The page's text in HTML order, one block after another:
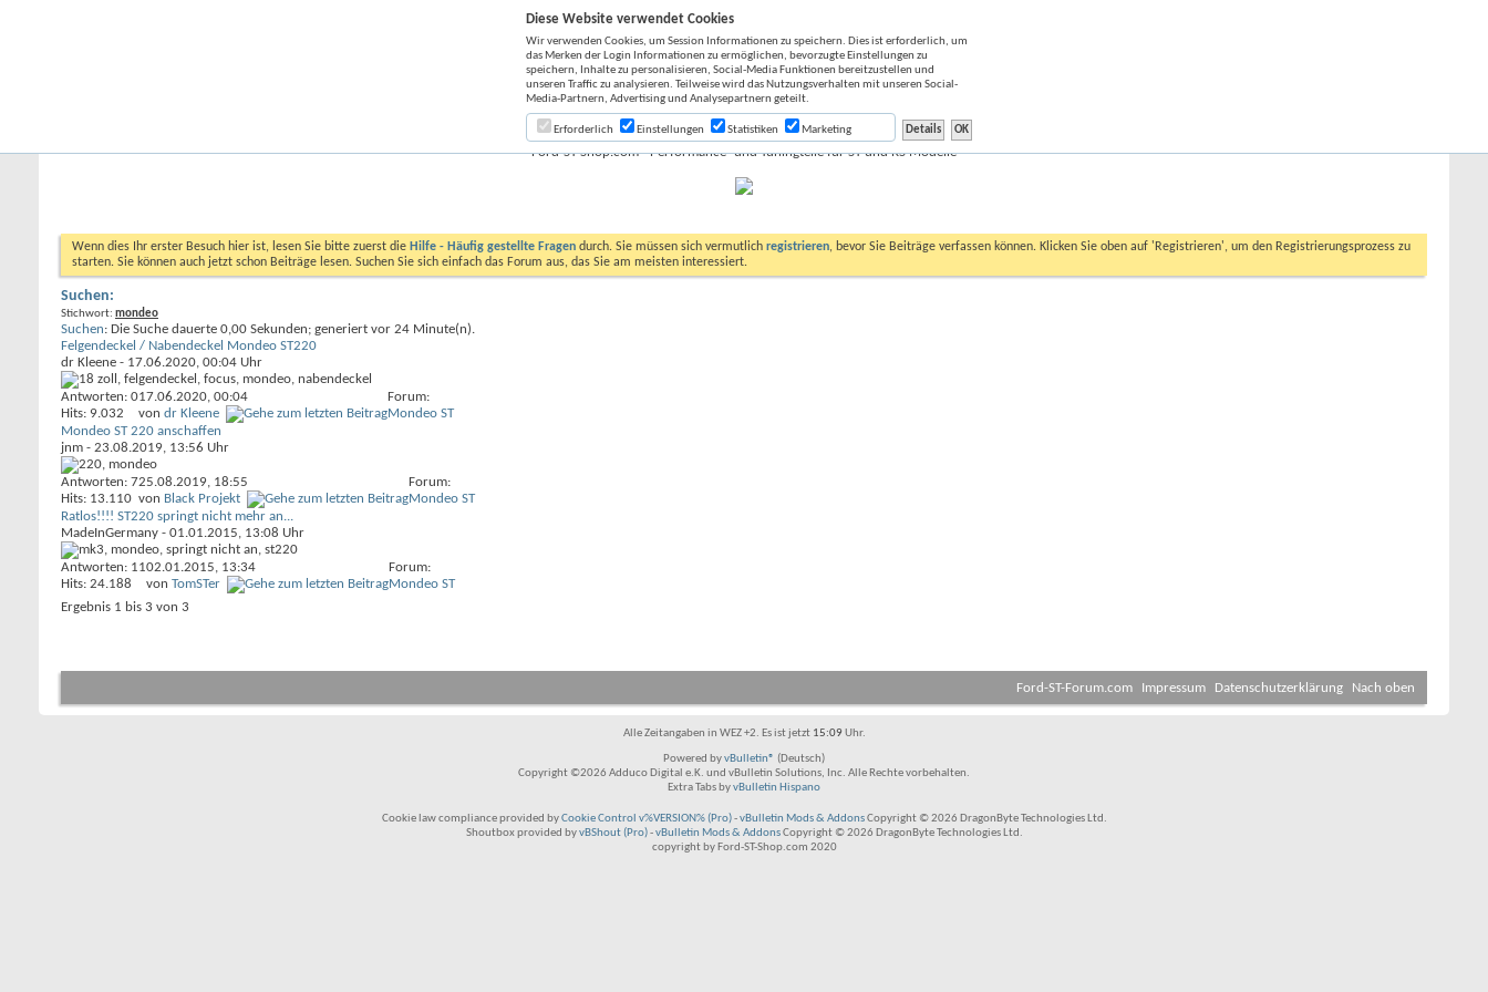
Ford-ST-Shop.com - Performance- und Tuningteile für ST und RS Modelle
Wenn dies Ihr erster Besuch hier ist, lesen Sie bitte zuerst die Hilfe - Häufig gestellte Fragen durch. Sie müssen sich vermutlich registrieren, bevor Sie Beiträge verfassen können. Klicken Sie oben auf 'Registrieren', um den Registrierungsprozess zu
starten. Sie können auch jetzt schon Beiträge lesen. Suchen Sie sich einfach das Forum aus, das Sie am meisten interessiert.
Suchen:
Stichwort: mondeo
Suchen: Die Suche dauerte 0,00 Sekunden; generiert vor 24 Minute(n).
Felgendeckel / Nabendeckel Mondeo ST220
dr Kleene - 17.06.2020, 00:04 Uhr
Antworten: 0
Hits: 9.032
17.06.2020, 00:04
von dr Kleene
Forum:
Mondeo ST
Mondeo ST 220 anschaffen
jnm - 23.08.2019, 13:56 Uhr
Antworten: 7
Hits: 13.110
25.08.2019, 18:55
von Black Projekt
Forum:
Mondeo ST
Ratlos!!!! ST220 springt nicht mehr an...
MadeInGermany - 01.01.2015, 13:08 Uhr
Antworten: 11
Hits: 24.188
02.01.2015, 13:34
von TomSTer
Forum:
Mondeo ST
Ergebnis 1 bis 3 von 3
Diese Website verwendet Cookies
Wir verwenden Cookies, um Session Informationen zu speichern. Dies ist erforderlich, um
das Merken der Login Informationen zu ermöglichen, bevorzugte Einstellungen zu
speichern, Inhalte zu personalisieren, Social-Media Funktionen bereitzustellen und
unseren Traffic zu analysieren. Teilweise wird das Nutzungsverhalten mit unseren Social-
Media-Partnern, Advertising und Analysepartnern geteilt.
Erforderlich Einstellungen Statistiken Marketing
Ford-ST-Forum.com Impressum Datenschutzerklärung Nach oben
Alle Zeitangaben in WEZ +2. Es ist jetzt 15:09Uhr.
Powered byvBulletin® (Deutsch)
Copyright ©2026 Adduco Digital e.K. und vBulletin Solutions, Inc. Alle Rechte vorbehalten.
Extra Tabs byvBulletin Hispano
Cookie law compliance provided byCookie Control v%VERSION% (Pro)-vBulletin Mods & AddonsCopyright © 2026 DragonByte Technologies Ltd.
Shoutbox provided byvBShout (Pro)-vBulletin Mods & AddonsCopyright © 2026 DragonByte Technologies Ltd.
copyright by Ford-ST-Shop.com 2020